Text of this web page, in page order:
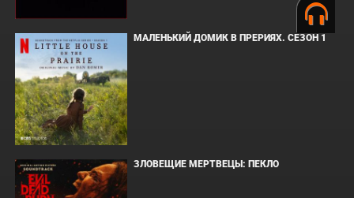
МАЛЕНЬКИЙ ДОМИК В ПРЕРИЯХ. СЕЗОН 1
ЗЛОВЕЩИЕ МЕРТВЕЦЫ: ПЕКЛО